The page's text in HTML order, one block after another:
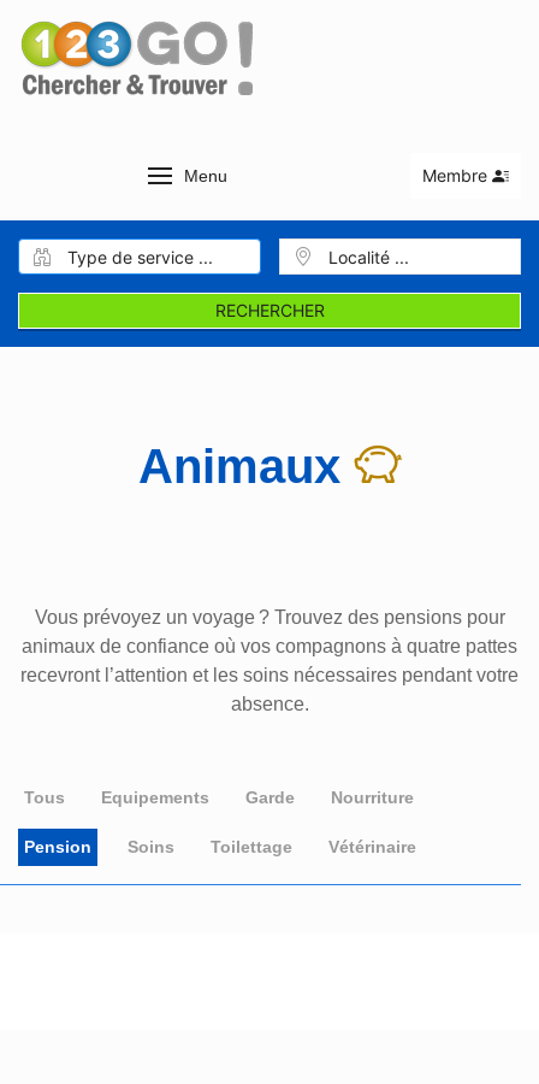
Menu Membre
RECHERCHER
Animaux
Vous prévoyez un voyage ? Trouvez des pensions pour
animaux de confiance où vos compagnons à quatre pattes
recevront l’attention et les soins nécessaires pendant votre
absence.
Tous Equipements Garde Nourriture
Pension Soins Toilettage Vétérinaire